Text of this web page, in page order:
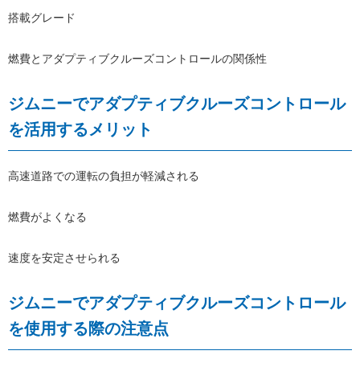
搭載グレード
燃費とアダプティブクルーズコントロールの関係性
ジムニーでアダプティブクルーズコントロール
を活用するメリット
高速道路での運転の負担が軽減される
燃費がよくなる
速度を安定させられる
ジムニーでアダプティブクルーズコントロール
を使用する際の注意点